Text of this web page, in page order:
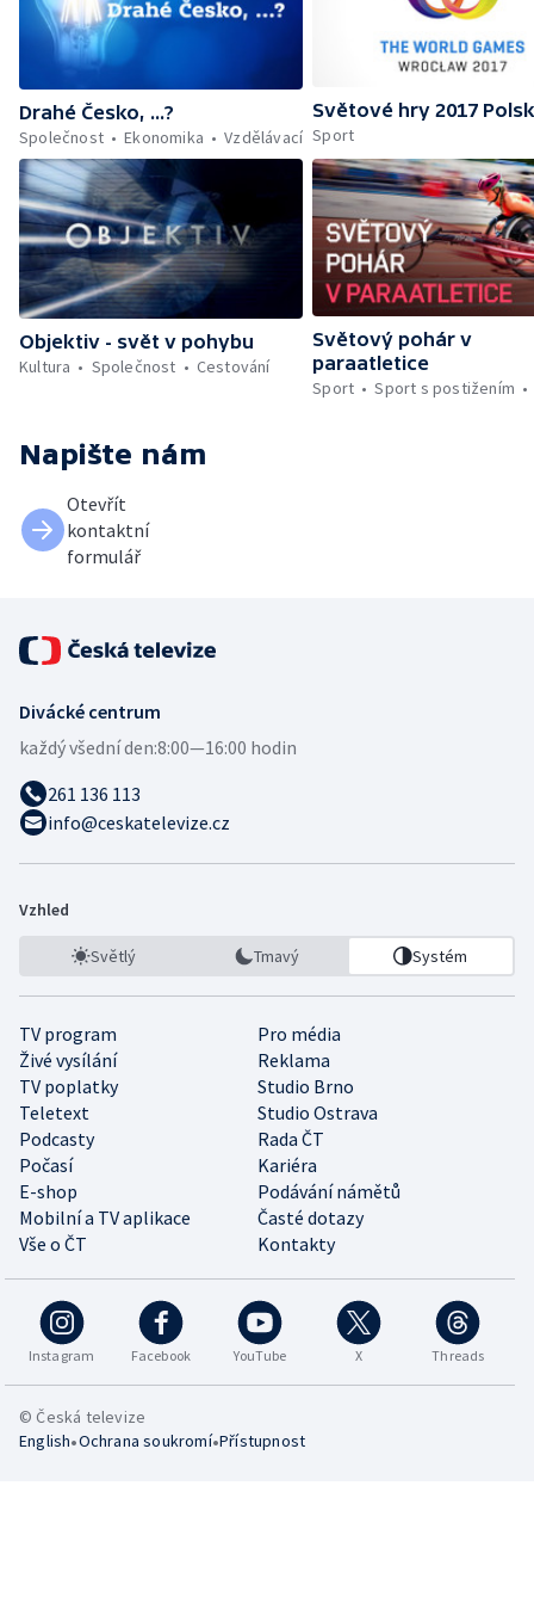
Drahé Česko, ...?
Společnost
Ekonomika Vzdělávací
Světové hry 2017
Sport
Objektiv - svět v pohybu
Kultura
Společnost Cestování
Světový pohár v
paraatletice
Sport
Sport s postižením
Napište nám
Otevřít
kontaktní
formulář
Divácké centrum
každý všední den:8:00—16:00 hodin
261 136 113
info@ceskatelevize.cz
Vzhled
Světlý Tmavý Systém
TV program
Pro média
Živé vysílání
Reklama
TV poplatky
Studio Brno
Teletext
Studio Ostrava
Podcasty
Rada ČT
Počasí
Kariéra
E-shop
Podávání námětů
Mobilní a TV aplikace
Časté dotazy
Vše o ČT
Kontakty
Instagram Facebook YouTube X Threads
© Česká televize
English•Ochrana soukromí•Přístupnost